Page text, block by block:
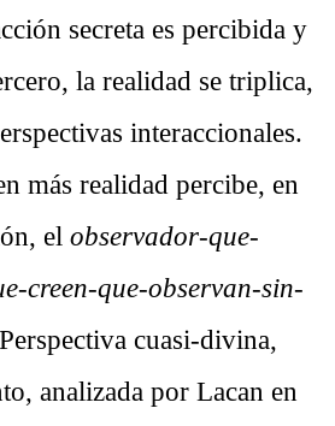
secreta es percibida y
la realidad se triplica,
interaccionales.
más realidad percibe, en
el observador-que-
creen-que-observan-sin-
Perspectiva cuasi-divina,
analizada por Lacan en